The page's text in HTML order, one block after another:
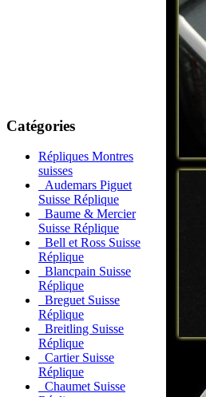
Catégories
Répliques Montres
suisses
Audemars Piguet
Suisse Réplique
Baume & Mercier
Suisse Réplique
Bell et Ross Suisse
Réplique
Blancpain Suisse
Réplique
Breguet Suisse
Réplique
Breitling Suisse
Réplique
Cartier Suisse
Réplique
Chaumet Suisse